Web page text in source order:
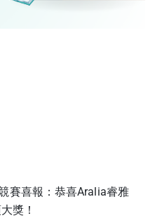
賽喜報：恭喜Aralia睿雅
獎！